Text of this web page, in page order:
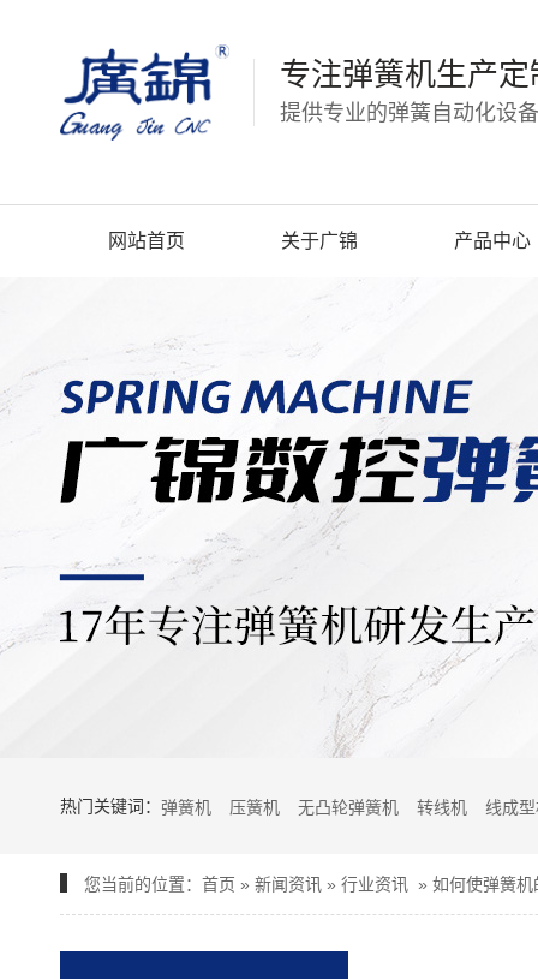
专注弹簧机生产定
提供专业的弹簧自动化设
网站首页 关于广锦 产品中心
热门关键词： 弹簧机 压簧机 无凸轮弹簧机 转线机 线成
您当前的位置： 首页 » 新闻资讯 » 行业资讯 » 如何使弹簧